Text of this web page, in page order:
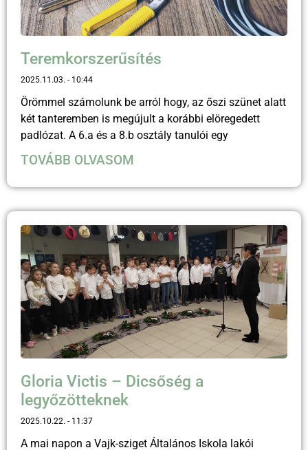
Teremkorszerűsítés
2025.11.03. 10:44
Örömmel számolunk be arról hogy, az őszi szünet alatt
két tanteremben is megújult a korábbi elöregedett
padlózat. A 6.a és a 8.b osztály tanulói egy
TOVÁBB OLVASOM
Gloria Victis – Dicsőség a
legyőzötteknek
2025.10.22. 11:37
A mai napon a Vajk-sziget Általános Iskola lakói